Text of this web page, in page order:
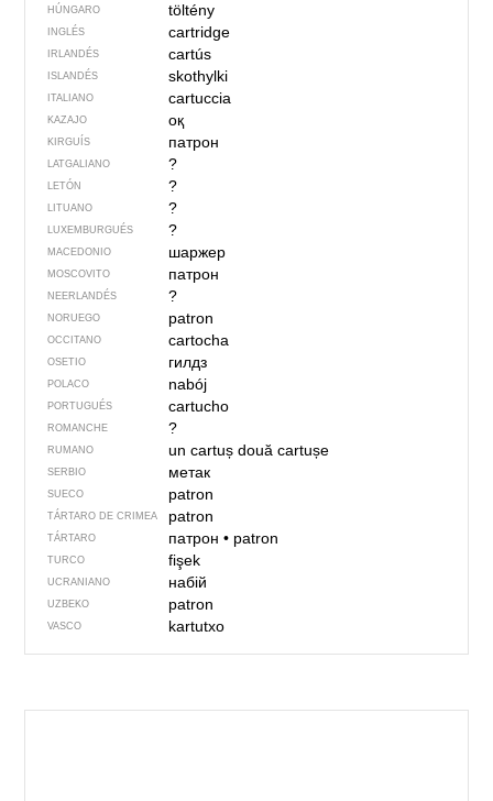
HÚNGARO töltény
INGLÉS cartridge
IRLANDÉS cartús
ISLANDÉS skothylki
ITALIANO cartuccia
KAZAJO оқ
KIRGUÍS патрон
LATGALIANO ?
LETÓN ?
LITUANO ?
LUXEMBURGUÉS ?
MACEDONIO шаржер
MOSCOVITO патрон
NEERLANDÉS ?
NORUEGO patron
OCCITANO cartocha
OSETIO гилдз
POLACO nabój
PORTUGUÉS cartucho
ROMANCHE ?
RUMANO un cartușdouă cartușe
SERBIO метак
SUECO patron
TÁRTARO DE CRIMEA patron
TÁRTARO патрон• patron
TURCO fişek
UCRANIANO набій
UZBEKO patron
VASCO kartutxo